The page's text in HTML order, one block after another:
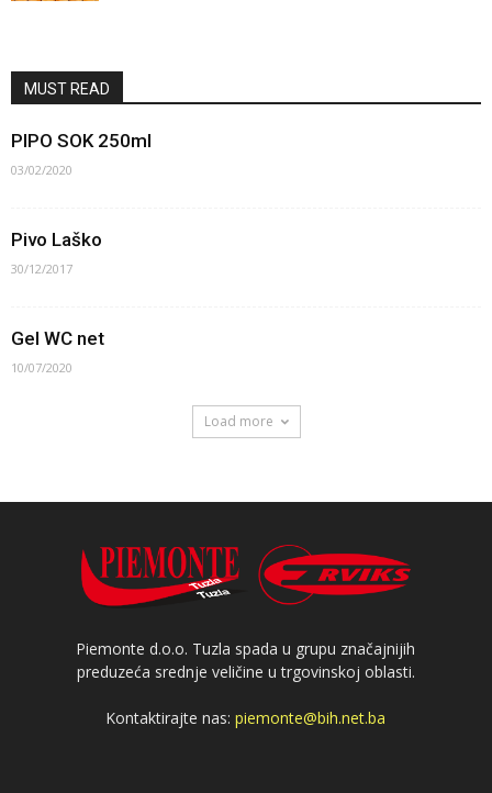
MUST READ
PIPO SOK 250ml
03/02/2020
Pivo Laško
30/12/2017
Gel WC net
10/07/2020
Load more
Piemonte d.o.o. Tuzla spada u grupu značajnijih
preduzeća srednje veličine u trgovinskoj oblasti.
Kontaktirajte nas:piemonte@bih.net.ba